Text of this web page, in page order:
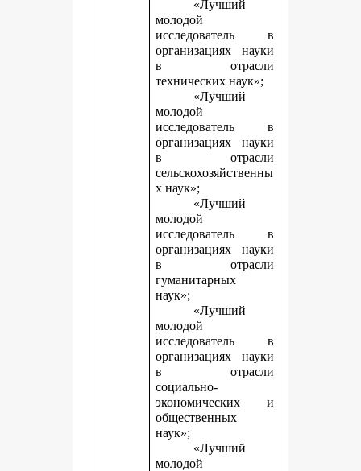
«Лучший
молодой
исследователь в
организациях науки
в отрасли
технических наук»;
«Лучший
молодой
исследователь в
организациях науки
в отрасли
сельскохозяйственны
х наук»;
«Лучший
молодой
исследователь в
организациях науки
в отрасли
гуманитарных
наук»;
«Лучший
молодой
исследователь в
организациях науки
в отрасли
социально-
экономических и
общественных
наук»;
«Лучший
молодой